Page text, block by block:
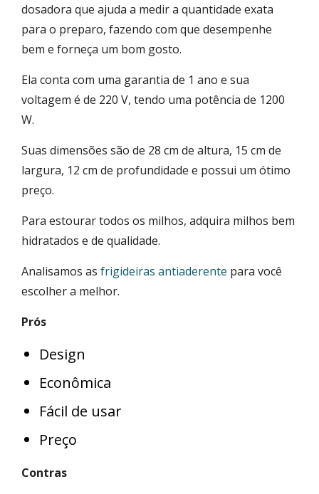
dosadora que ajuda a medir a quantidade exata
para o preparo, fazendo com que desempenhe
bem e forneça um bom gosto.
Ela conta com uma garantia de 1 ano e sua
voltagem é de 220 V, tendo uma potência de 1200
W.
Suas dimensões são de 28 cm de altura, 15 cm de
largura, 12 cm de profundidade e possui um ótimo
preço.
Para estourar todos os milhos, adquira milhos bem
hidratados e de qualidade.
Analisamos as frigideiras antiaderente para você
escolher a melhor.
Prós
Design
Econômica
Fácil de usar
Preço
Contras